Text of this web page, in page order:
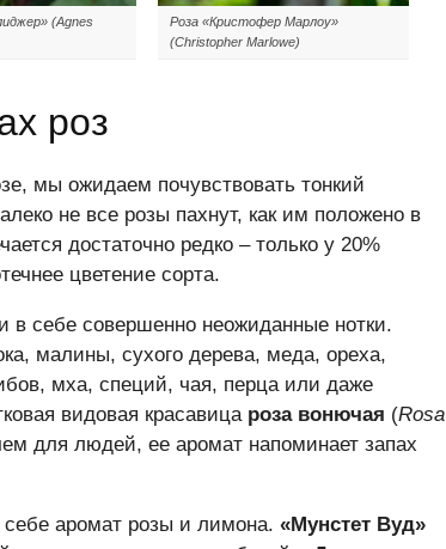
(Agnes
Роза «Кристофер Марлоу»
(Christopher Marlowe)
роз
мы ожидаем почувствовать тонкий
не все розы пахнут, как им положено в
достаточно редко – только у 20%
цветение сорта.
в себе совершенно неожиданные нотки.
малины, сухого дерева, меда, ореха,
мха, специй, чая, перца или даже
видовая красавица роза вонючая (Rosa
для людей, ее аромат напоминает запах
себе аромат розы и лимона. «Мунстет Вуд»